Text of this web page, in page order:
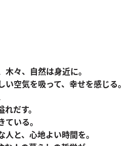
々、自然は身近に。
空気を吸って、幸せを感じる。
だす。
いる。
と、心地よい時間を。